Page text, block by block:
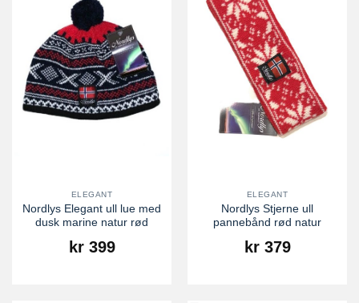
ELEGANT
Nordlys Elegant ull lue med
dusk marine natur rød
kr399
ELEGANT
Nordlys Stjerne ull
pannebånd rød natur
kr379